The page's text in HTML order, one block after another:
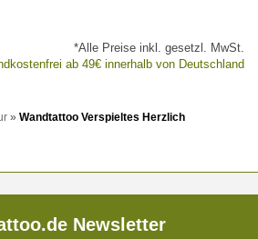
*Alle Preise inkl. gesetzl. MwSt.
ab 49€ innerhalb von Deutschland
» Wandtattoo Verspieltes Herzlich
Newsletter